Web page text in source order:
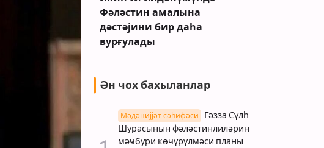
Фәләстин амалына
дәстәјини бир даһа
вурғулады
Ән чох бахыланлар
Мәдәнијјәт сәһифәси
Гәзза Сүлһ
Шурасынын фәләстинлиләрин
мәҹбури көчүрүлмәси планы